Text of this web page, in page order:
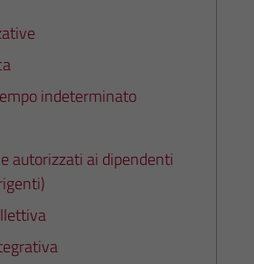
indeterminato
autorizzati ai dipendenti